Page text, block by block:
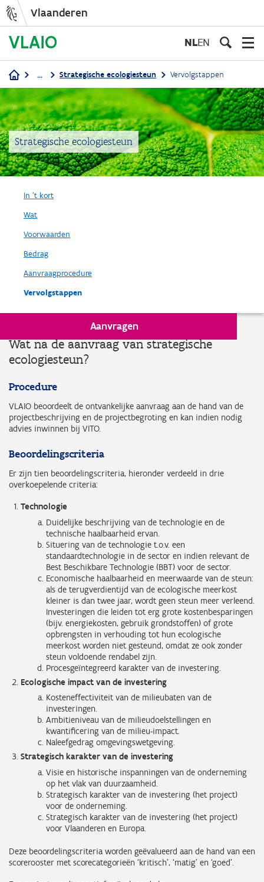
inhoud
gaan
Vlaanderen
NLEN
Kruimelpad
... Strategische ecologiesteun Vervolgstappen
Strategische ecologiesteun
In 't kort
Wat
Voorwaarden
Bedrag
Aanvraagprocedure
Vervolgstappen
Aanvragen
Wat na de aanvraag van strategische
ecologiesteun?
Procedure
VLAIO beoordeelt de ontvankelijke aanvraag aan de hand van de
projectbeschrijving en de projectbegroting en kan indien nodig
advies inwinnen bij VITO.
Beoordelingscriteria
Er zijn tien beoordelingscriteria, hieronder verdeeld in drie
overkoepelende criteria:
Technologie
Duidelijke beschrijving van de technologie en de
technische haalbaarheid ervan.
Situering van de technologie t.o.v. een
standaardtechnologie in de sector en indien relevant de
Best Beschikbare Technologie (BBT) voor de sector.
Economische haalbaarheid en meerwaarde van de steun:
als de terugverdientijd van de ecologische meerkost
kleiner is dan twee jaar, wordt geen steun meer verleend.
Investeringen die leiden tot erg grote kostenbesparingen
(bijv. energiekosten, gebruik grondstoffen) of grote
opbrengsten in verhouding tot hun ecologische
meerkost worden niet gesteund, omdat ze ook zonder
steun voldoende rendabel zijn.
Procesgeïntegreerd karakter van de investering.
Ecologische impact van de investering
Kosteneffectiviteit van de milieubaten van de
investeringen.
Ambitieniveau van de milieudoelstellingen en
kwantificering van de milieu-impact.
Naleefgedrag omgevingswetgeving.
Strategisch karakter van de investering
Visie en historische inspanningen van de onderneming
op het vlak van duurzaamheid.
Strategisch karakter van de investering (het project)
voor de onderneming.
Strategisch karakter van de investering (het project)
voor Vlaanderen en Europa.
Deze beoordelingscriteria worden geëvalueerd aan de hand van een
scorerooster met scorecategorieën ‘kritisch’, ‘matig’ en ‘goed’.